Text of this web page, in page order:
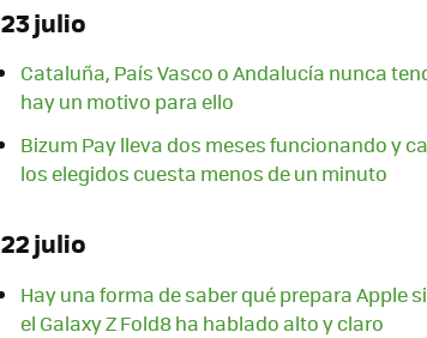
23 julio
Cataluña, País Vasco o Andalucía nunca
hay un motivo para ello
Bizum Pay lleva dos meses funcionando y
los elegidos cuesta menos de un minuto
22 julio
Hay una forma de saber qué prepara Apple
el Galaxy Z Fold8 ha hablado alto y claro